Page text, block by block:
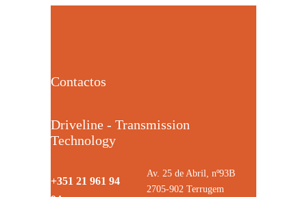
Contactos
Driveline - Transmission
Technology
+351 21 961 94
Av. 25 de Abril, nº93B
2705-902 Terrugem